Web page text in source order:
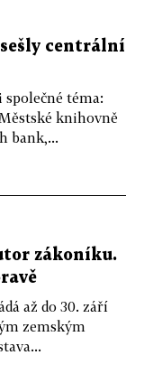
centrální
téma:
knihovně
bank,...
zákoníku.
až do 30. září
zemským